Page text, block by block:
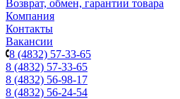
Возврат, обмен, гарантии товара
Компания
Контакты
Вакансии
8 (4832) 57-33-65
8 (4832) 57-33-65
8 (4832) 56-98-17
8 (4832) 56-24-54